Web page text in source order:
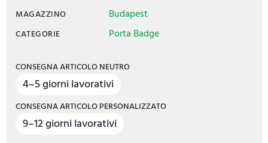
MAGAZZINO Budapest
CATEGORIE Porta Badge
CONSEGNA ARTICOLO NEUTRO
4–5 giorni lavorativi
CONSEGNA ARTICOLO PERSONALIZZATO
9–12 giorni lavorativi